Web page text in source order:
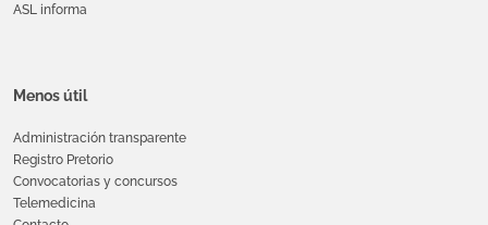
ASL informa
Menos útil
Administración transparente
Registro Pretorio
Convocatorias y concursos
Telemedicina